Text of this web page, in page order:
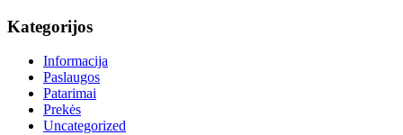
Kategorijos
Informacija
Paslaugos
Patarimai
Prekės
Uncategorized